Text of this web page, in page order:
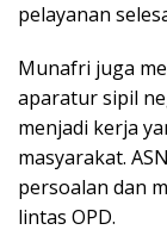
pelayanan
Munafri juga
aparatur sipil
menjadi kerja
masyarakat.
persoalan dan
lintas OPD.